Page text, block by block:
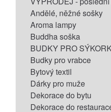
Andělé, něžné sošky
Aroma lampy
Buddha soška
BUDKY PRO
Budky pro vrabce
Bytový textil
Dárky pro muže
Dekorace do bytu
Dekorace do